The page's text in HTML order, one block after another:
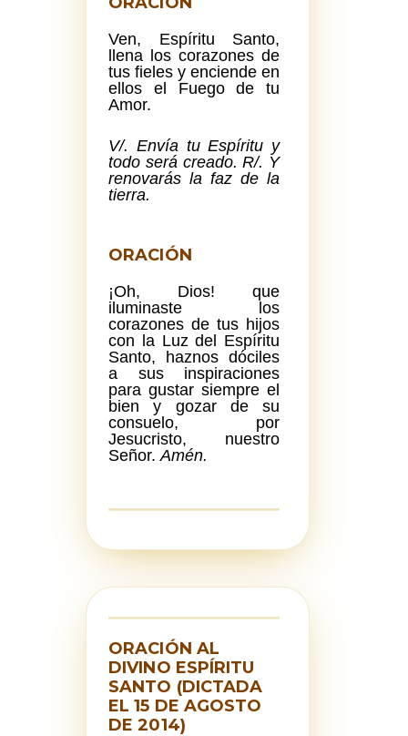
Ven, Espíritu Santo,
llena los corazones de
tus fieles y enciende en
ellos el Fuego de tu
Amor.
V/. Envía tu Espíritu y
todo será creado. R/. Y
renovarás la faz de la
tierra.
ORACIÓN
¡Oh, Dios! que
iluminaste los
corazones de tus hijos
con la Luz del Espíritu
Santo, haznos dóciles
a sus inspiraciones
para gustar siempre el
bien y gozar de su
consuelo, por
Jesucristo, nuestro
Señor.Amén.
ORACIÓN AL
DIVINO ESPÍRITU
SANTO (DICTADA
EL 15 DE AGOSTO
DE 2014)